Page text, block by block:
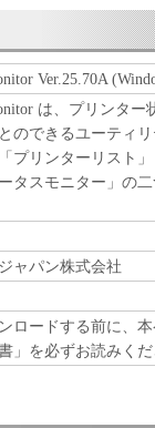
りません。
合を除き、
産権のいかな
ん。
複製物に係る
またはキヤノ
ROM等の記
Ver.25.70A
は、プリンタ
のできるユーティ
プリンターリスト
タスモニター」の
ャパン株式会社
ロードする前に、
」を必ずお読みく